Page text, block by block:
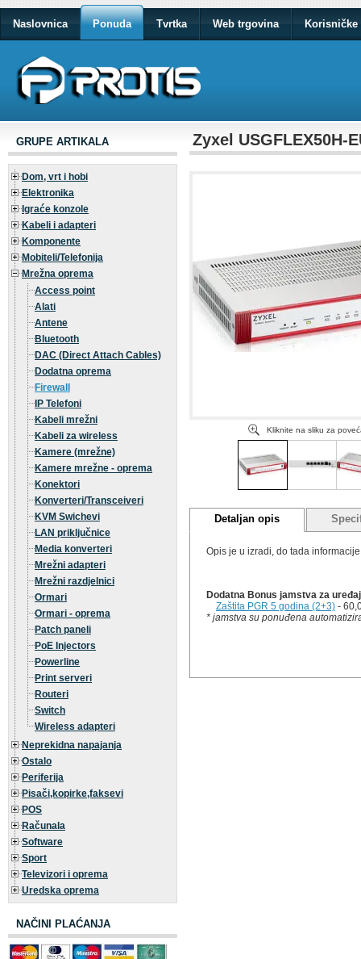
Naslovnica Ponuda Tvrtka Web trgovina Korisničke
GRUPE ARTIKALA
Dom, vrt i hobi
Elektronika
Igraće konzole
Kabeli i adapteri
Komponente
Mobiteli/Telefonija
Mrežna oprema
Access point
Alati
Antene
Bluetooth
DAC (Direct Attach Cables)
Dodatna oprema
Firewall
IP Telefoni
Kabeli mrežni
Kabeli za wireless
Kamere (mrežne)
Kamere mrežne - oprema
Konektori
Konverteri/Transceiveri
KVM Swichevi
LAN priključnice
Media konverteri
Mrežni adapteri
Mrežni razdjelnici
Ormari
Ormari - oprema
Patch paneli
PoE Injectors
Powerline
Print serveri
Routeri
Switch
Wireless adapteri
Neprekidna napajanja
Ostalo
Periferija
Pisači,kopirke,faksevi
POS
Računala
Software
Sport
Televizori i oprema
Uredska oprema
NAČINI PLAĆANJA
Zyxel USGFLEX50H-
Kliknite na sliku za
Detaljan opis
Opis je u izradi, do tada
Dodatna Bonus jamstva za
Zaštita PGR 5 godina (2+3) -
* jamstva su ponuđena